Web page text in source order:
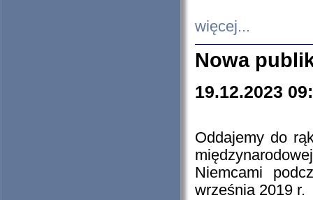
więcej...
Nowa
19.12.2023
Oddajemy do
Niemcami
września 2019 r.